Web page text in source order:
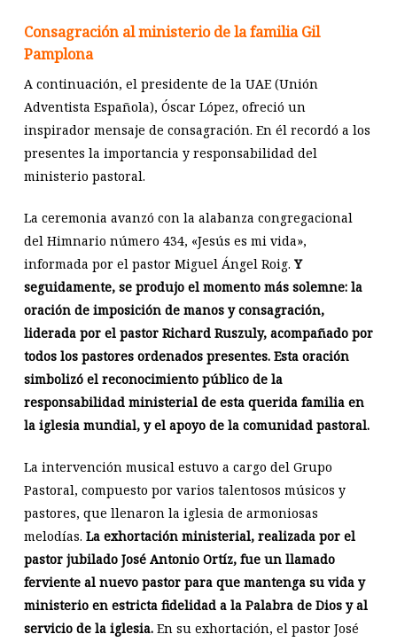
Consagración al ministerio de la familia Gil
Pamplona
A continuación, el presidente de la UAE (Unión
Adventista Española), Óscar López, ofreció un
inspirador mensaje de consagración. En él recordó a los
presentes la importancia y responsabilidad del
ministerio pastoral.
La ceremonia avanzó con la alabanza congregacional
del Himnario número 434, «Jesús es mi vida»,
informada por el pastor Miguel Ángel Roig. Y
seguidamente, se produjo el momento más solemne: la
oración de imposición de manos y consagración,
liderada por el pastor Richard Ruszuly, acompañado por
todos los pastores ordenados presentes. Esta oración
simbolizó el reconocimiento público de la
responsabilidad ministerial de esta querida familia en
la iglesia mundial, y el apoyo de la comunidad pastoral.
La intervención musical estuvo a cargo del Grupo
Pastoral, compuesto por varios talentosos músicos y
pastores, que llenaron la iglesia de armoniosas
melodías. La exhortación ministerial, realizada por el
pastor jubilado José Antonio Ortíz, fue un llamado
ferviente al nuevo pastor para que mantenga su vida y
ministerio en estricta fidelidad a la Palabra de Dios y al
servicio de la iglesia.En su exhortación, el pastor José